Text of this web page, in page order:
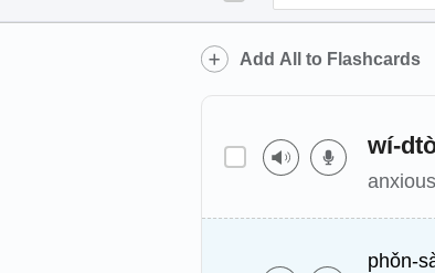
Add All to Flashcards
wí-
anxious
phǒn-